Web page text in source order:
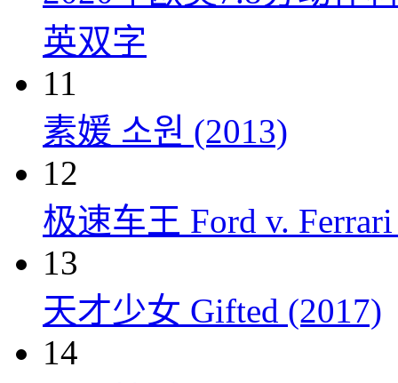
英双字
11
素媛 소원 (2013)
12
极速车王 Ford v.
13
天才少女 Gifted (2017)
14